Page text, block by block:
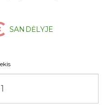
SANDĖLYJE